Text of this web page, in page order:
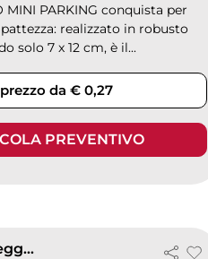
MINI PARKING conquista per
realizzato in robusto
solo 7 x 12 cm, è il...
prezzo da € 0,27
PREVENTIVO
PARKCARD Disco Orario Blu in PVC 10x12 cm Resistente e Leggero